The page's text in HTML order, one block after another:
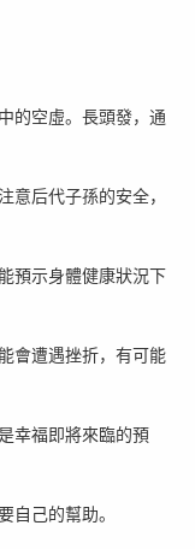
空虛。長頭發，通
后代子孫的安全，
示身體健康狀況下
遭遇挫折，有可能
幸福即將來臨的預
己的幫助。